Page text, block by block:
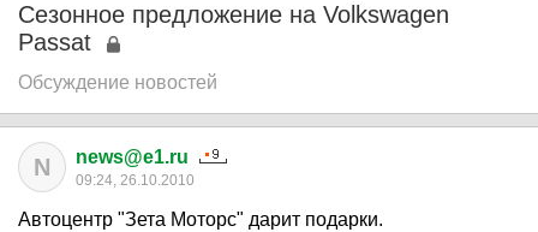
Сезонное предложение на Volkswagen
Passat
Обсуждение новостей
N news@e1.ru
09:24, 26.10.2010
Автоцентр "Зета Моторс" дарит подарки.